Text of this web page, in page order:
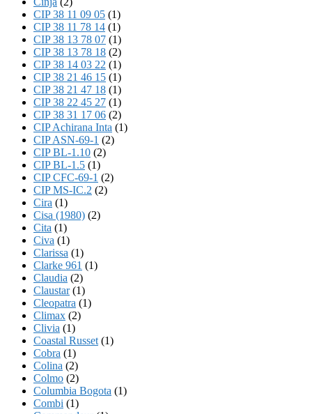
CIP 38 11 09 05 (1)
CIP 38 11 78 14 (1)
CIP 38 13 78 07 (1)
CIP 38 13 78 18 (2)
CIP 38 14 03 22 (1)
CIP 38 21 46 15 (1)
CIP 38 21 47 18 (1)
CIP 38 22 45 27 (1)
CIP 38 31 17 06 (2)
CIP Achirana Inta (1)
CIP ASN-69-1 (2)
CIP BL-1.10 (2)
CIP BL-1.5 (1)
CIP CFC-69-1 (2)
CIP MS-IC.2 (2)
Cira (1)
Cisa (1980) (2)
Cita (1)
Civa (1)
Clarissa (1)
Clarke 961 (1)
Claudia (2)
Claustar(1)
Cleopatra (1)
Climax (2)
Clivia (1)
Coastal Russet (1)
Cobra (1)
Colina (2)
Colmo (2)
Columbia Bogota (1)
Combi (1)